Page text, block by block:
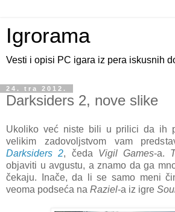
Igrorama
Vesti i opisi PC igara iz pera iskusnih
24. tra 2012.
Darksiders 2, nove slike
Ukoliko već niste bili u prilici da ih
velikim zadovoljstvom vam
Darksiders 2, čeda Vigil Games-a.
objaviti u avgustu, a znamo da ga
čekaju. Inače, da li se samo meni
veoma podseća na Raziel-a iz igre